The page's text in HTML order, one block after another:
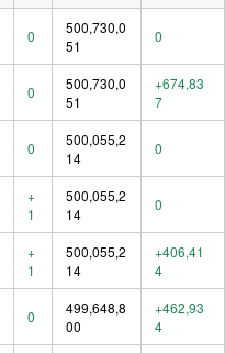
0
500,730,0
51
0
0
500,730,0
51
+674,83
7
0
500,055,2
14
0
+
1
500,055,2
14
0
+
1
500,055,2
14
+406,41
4
0
499,648,8
00
+462,93
4